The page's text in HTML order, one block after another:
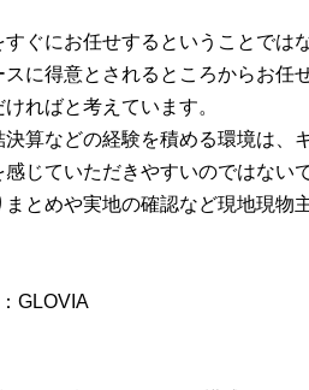
すぐにお任せするということでは
に得意とされるところからお任
ればと考えています。
算などの経験を積める環境は、
じていただきやすいのではない
とめや実地の確認など現地現物
GLOVIA